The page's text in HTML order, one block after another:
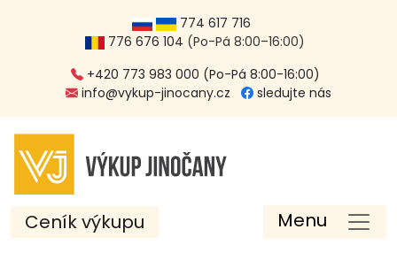
774 617 716
776 676 104 (Po-Pá 8:00–16:00)
+420 773 983 000 (Po-Pá 8:00-16:00)
info@vykup-jinocany.cz
sledujte nás
Ceník výkupu Menu